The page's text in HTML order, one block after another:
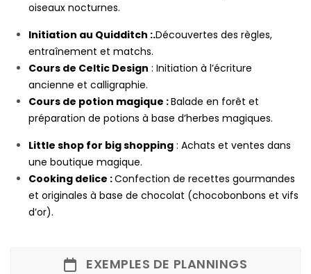
oiseaux nocturnes.
Initiation au Quidditch :.Découvertes des règles,
entraînement et matchs.
Cours de Celtic Design : Initiation à l’écriture
ancienne et calligraphie.
Cours de potion magique :Balade en forêt et
préparation de potions à base d’herbes magiques.
Little shop for big shopping : Achats et ventes dans
une boutique magique.
Cooking delice :Confection de recettes gourmandes
et originales à base de chocolat (chocobonbons et vifs
d’or).
EXEMPLES DE PLANNINGS